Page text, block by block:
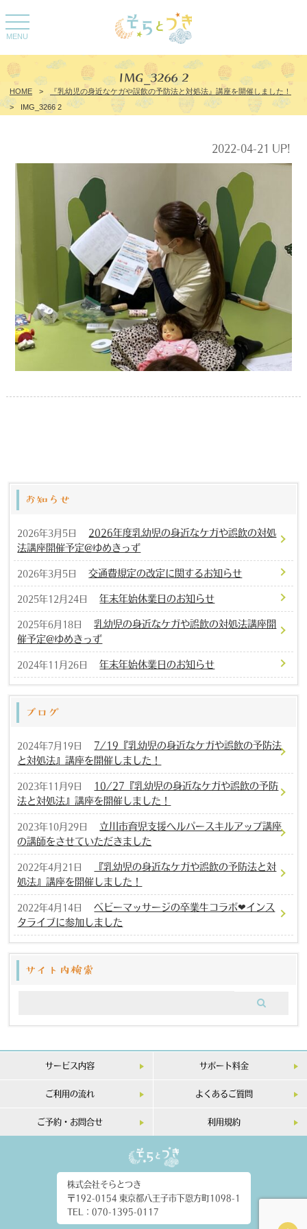
toggle
navigation
MENU
HOME >
『乳幼児の身近なケガや誤飲の予防法と対処法』講座を開催しました！
>
IMG_3266 2
IMG_3266 2
2022-04-21 UP!
お知らせ
2026年3月5日
2026年度乳幼児の身近なケガや誤飲の対処
法講座開催予定@ゆめきっず
2026年3月5日 交通費規定の改定に関するお知らせ
2025年12月24日 年末年始休業日のお知らせ
2025年6月18日
乳幼児の身近なケガや誤飲の対処法講座開
催予定@ゆめきっず
2024年11月26日 年末年始休業日のお知らせ
ブログ
2024年7月19日
7/19『乳幼児の身近なケガや誤飲の予防法
と対処法』講座を開催しました！
2023年11月9日
10/27『乳幼児の身近なケガや誤飲の予防
法と対処法』講座を開催しました！
2023年10月29日
立川市育児支援ヘルパースキルアップ講座
の講師をさせていただきました
2022年4月21日
『乳幼児の身近なケガや誤飲の予防法と対
処法』講座を開催しました！
2022年4月14日
ベビーマッサージの卒業生コラボ❤︎インス
タライブに参加しました
サイト内検索
サービス内容 サポート料金
ご利用の流れ よくあるご質問
ご予約・お問合せ 利用規約
株式会社そらとつき
〒192-0154 東京都八王子市下恩方町1098-1
TEL：070-1395-0117